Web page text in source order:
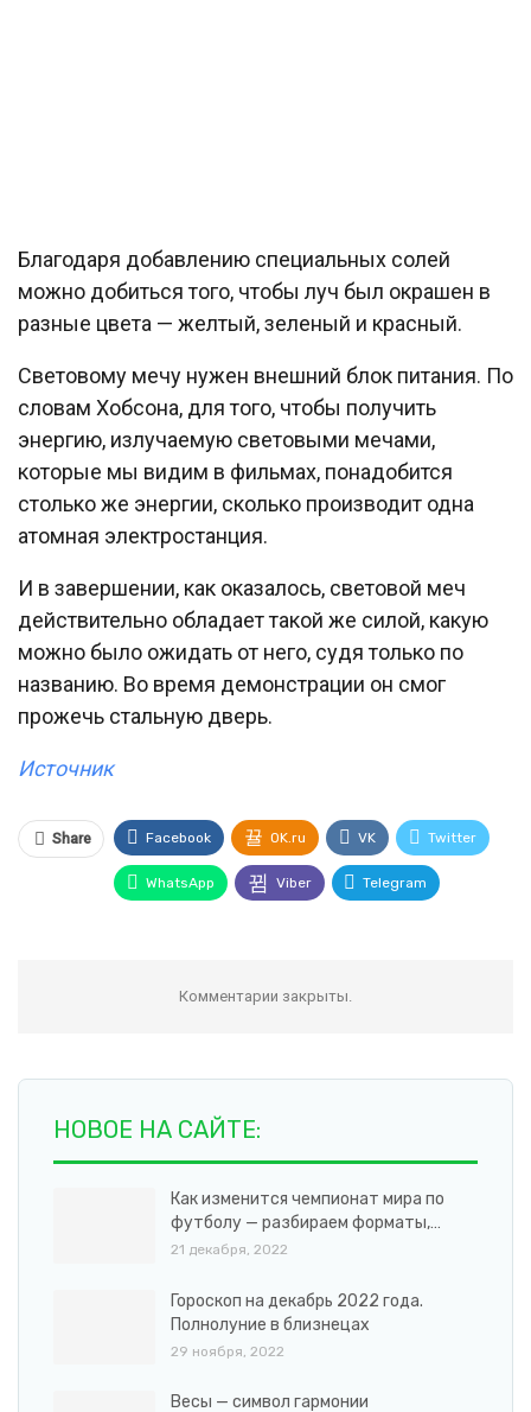
Благодаря добавлению специальных солей
можно добиться того, чтобы луч был окрашен в
разные цвета — желтый, зеленый и красный.
Световому мечу нужен внешний блок питания. По
словам Хобсона, для того, чтобы получить
энергию, излучаемую световыми мечами,
которые мы видим в фильмах, понадобится
столько же энергии, сколько производит одна
атомная электростанция.
И в завершении, как оказалось, световой меч
действительно обладает такой же силой, какую
можно было ожидать от него, судя только по
названию. Во время демонстрации он смог
прожечь стальную дверь.
Источник
Share Facebook OK.ru VK Twitter
WhatsApp Viber Telegram
Комментарии закрыты.
НОВОЕ НА САЙТЕ:
Как изменится чемпионат мира по
футболу — разбираем форматы,…
21 декабря, 2022
Гороскоп на декабрь 2022 года.
Полнолуние в близнецах
29 ноября, 2022
Весы — символ гармонии